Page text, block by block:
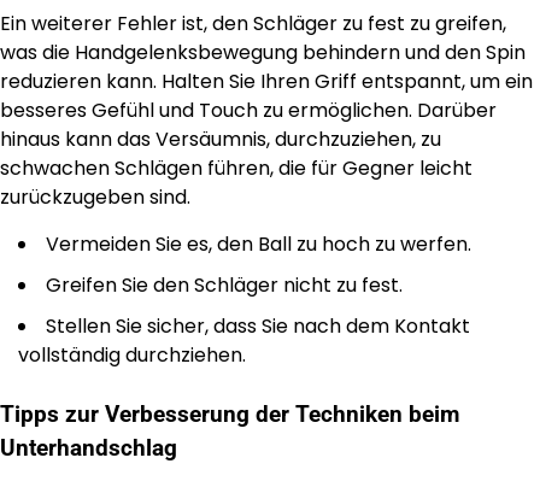
Ein weiterer Fehler ist, den Schläger zu fest zu greifen,
was die Handgelenksbewegung behindern und den Spin
reduzieren kann. Halten Sie Ihren Griff entspannt, um ein
besseres Gefühl und Touch zu ermöglichen. Darüber
hinaus kann das Versäumnis, durchzuziehen, zu
schwachen Schlägen führen, die für Gegner leicht
zurückzugeben sind.
Vermeiden Sie es, den Ball zu hoch zu werfen.
Greifen Sie den Schläger nicht zu fest.
Stellen Sie sicher, dass Sie nach dem Kontakt
vollständig durchziehen.
Tipps zur Verbesserung der Techniken beim
Unterhandschlag